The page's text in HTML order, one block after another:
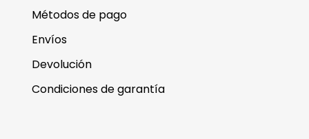
Métodos de pago
Envíos
Devolución
Condiciones de garantía